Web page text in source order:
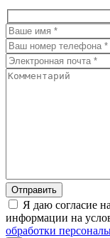
Я даю согласие
информации на
обработки